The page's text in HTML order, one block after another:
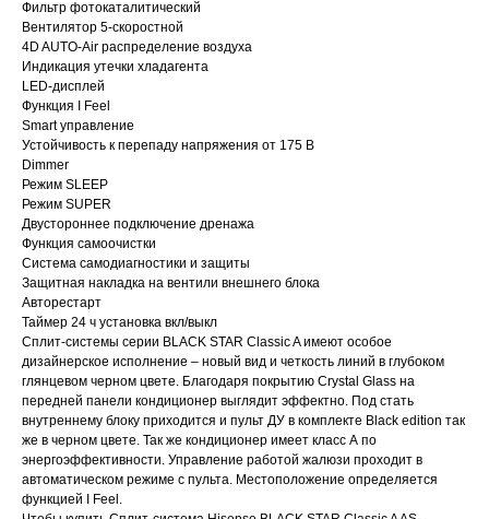
Фильтр фотокаталитический
Вентилятор 5-скоростной
4D AUTO-Air распределение воздуха
Индикация утечки хладагента
LED-дисплей
Функция I Feel
Smart управление
Устойчивость к перепаду напряжения от 175 В
Dimmer
Режим SLEEP
Режим SUPER
Двустороннее подключение дренажа
Функция самоочистки
Система самодиагностики и защиты
Защитная накладка на вентили внешнего блока
Авторестарт
Таймер 24 ч установка вкл/выкл
Сплит-системы серии BLACK STAR Classic A имеют особое
дизайнерское исполнение – новый вид и четкость линий в глубоком
глянцевом черном цвете. Благодаря покрытию Crystal Glass на
передней панели кондиционер выглядит эффектно. Под стать
внутреннему блоку приходится и пульт ДУ в комплекте Black edition так
же в черном цвете. Так же кондиционер имеет класс А по
энергоэффективности. Управление работой жалюзи проходит в
автоматическом режиме с пульта. Местоположение определяется
функцией I Feel.